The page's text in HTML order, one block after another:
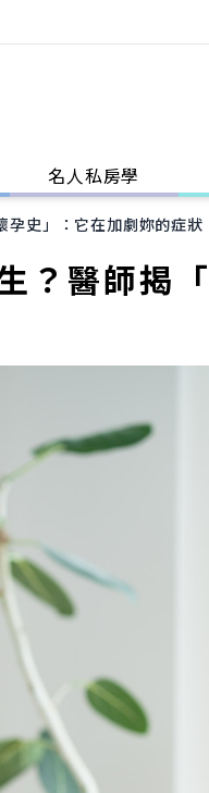
名人私房學
孕史」：它在加劇妳的症狀
？醫師揭